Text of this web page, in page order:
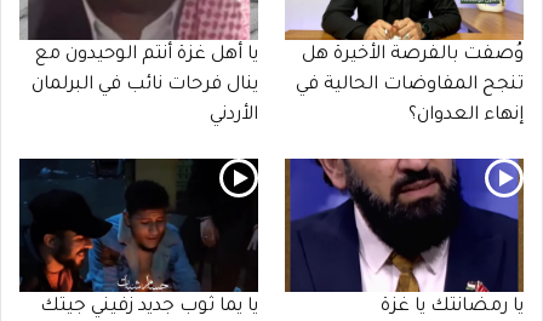
وُصفت بالفرصة الأخيرة هل
تنجح المفاوضات الحالية في
إنهاء العدوان؟
يا أهل غزة أنتم الوحيدون مع
ينال فرحات نائب في البرلمان
الأردني
يا رمضانتك يا غزة
يا يما ثوب جديد زفيني جيتك